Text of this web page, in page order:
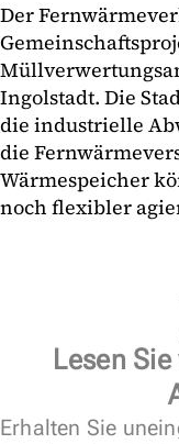
Der
Ingolstadt. Die
die industrielle
die
Wärmespeicher
noch flexibler
Lesen
Erhalten Sie